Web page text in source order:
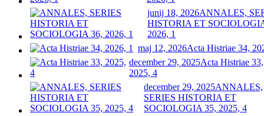
junij 18, 2026ANNALES,
HISTORIA ET
2026, 1
maj 12, 2026Acta Histriae 34,
december 29, 2025Acta Histriae 33,
2025, 4
december 29, 2025ANNALES,
SERIES HISTORIA ET
SOCIOLOGIA 35, 2025, 4